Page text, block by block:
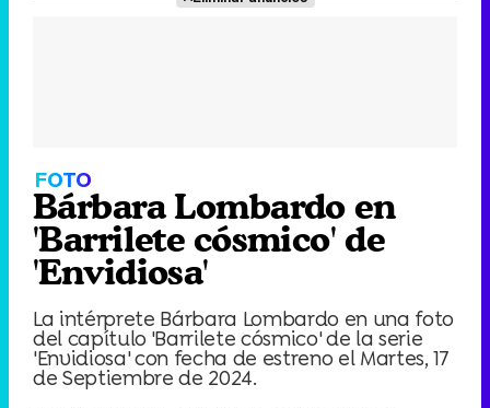
FOTO
Bárbara Lombardo en
'Barrilete cósmico' de
'Envidiosa'
La intérprete Bárbara Lombardo en una foto
del capítulo 'Barrilete cósmico' de la serie
'Envidiosa' con fecha de estreno el Martes, 17
de Septiembre de 2024.